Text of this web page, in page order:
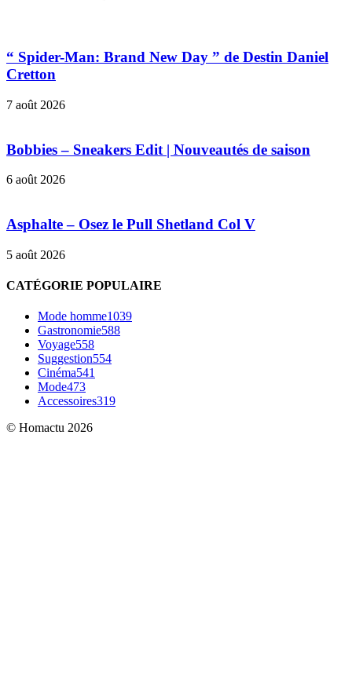
“ Spider-Man: Brand New Day ” de Destin Daniel
Cretton
7 août 2026
Bobbies – Sneakers Edit | Nouveautés de saison
6 août 2026
Asphalte – Osez le Pull Shetland Col V
5 août 2026
CATÉGORIE POPULAIRE
Mode homme1039
Gastronomie588
Voyage558
Suggestion554
Cinéma541
Mode473
Accessoires319
© Homactu 2026